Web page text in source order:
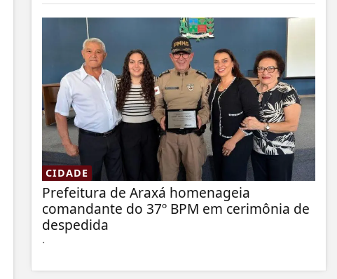
CIDADE
Prefeitura de Araxá homenageia
comandante do 37º BPM em cerimônia de
despedida
.